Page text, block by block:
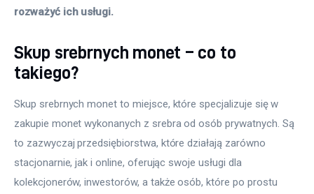
rozważyć ich usługi.
Skup srebrnych monet – co to
takiego?
Skup srebrnych monet to miejsce, które specjalizuje się w
zakupie monet wykonanych z srebra od osób prywatnych. Są
to zazwyczaj przedsiębiorstwa, które działają zarówno
stacjonarnie, jak i online, oferując swoje usługi dla
kolekcjonerów, inwestorów, a także osób, które po prostu